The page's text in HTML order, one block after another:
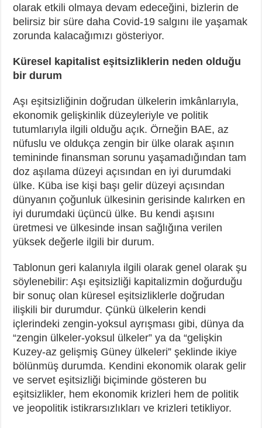
olarak etkili olmaya devam edeceğini, bizlerin de
belirsiz bir süre daha Covid-19 salgını ile yaşamak
zorunda kalacağımızı gösteriyor.
Küresel kapitalist eşitsizliklerin neden olduğu
bir durum
Aşı eşitsizliğinin doğrudan ülkelerin imkânlarıyla,
ekonomik gelişkinlik düzeyleriyle ve politik
tutumlarıyla ilgili olduğu açık. Örneğin BAE, az
nüfuslu ve oldukça zengin bir ülke olarak aşının
temininde finansman sorunu yaşamadığından tam
doz aşılama düzeyi açısından en iyi durumdaki
ülke. Küba ise kişi başı gelir düzeyi açısından
dünyanın çoğunluk ülkesinin gerisinde kalırken en
iyi durumdaki üçüncü ülke. Bu kendi aşısını
üretmesi ve ülkesinde insan sağlığına verilen
yüksek değerle ilgili bir durum.
Tablonun geri kalanıyla ilgili olarak genel olarak şu
söylenebilir: Aşı eşitsizliği kapitalizmin doğurduğu
bir sonuç olan küresel eşitsizliklerle doğrudan
ilişkili bir durumdur. Çünkü ülkelerin kendi
içlerindeki zengin-yoksul ayrışması gibi, dünya da
“zengin ülkeler-yoksul ülkeler” ya da “gelişkin
Kuzey-az gelişmiş Güney ülkeleri” şeklinde ikiye
bölünmüş durumda. Kendini ekonomik olarak gelir
ve servet eşitsizliği biçiminde gösteren bu
eşitsizlikler, hem ekonomik krizleri hem de politik
ve jeopolitik istikrarsızlıkları ve krizleri tetikliyor.